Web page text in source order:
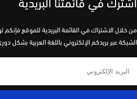
الاشتراك في القائمة البريدية للموقع فإنكم
عبر بريدكم الإلكتروني باللغة العربية بشكل دوري.